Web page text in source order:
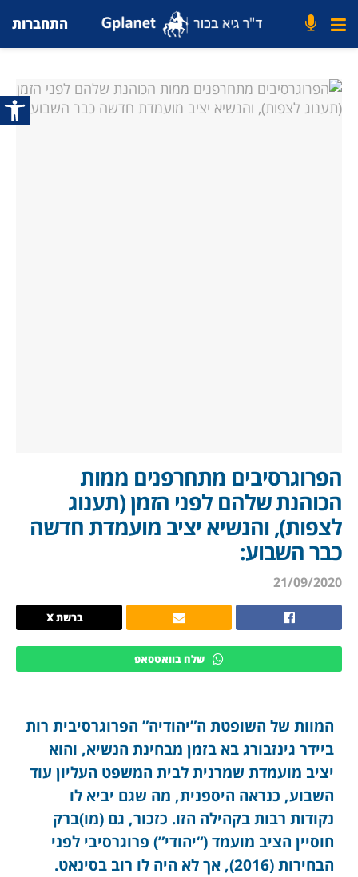
פתח
התחברות
הפרוגרסיבים מתחרפנים ממות
הכוהנת שלהם לפני הזמן (תענוג
לצפות), והנשיא יציב מועמדת חדשה
כבר השבוע:
21/09/2020
ברשת X
שלח בוואטסאפ
המוות של השופטת ה”יהודיה” הפרוגרסיבית רות
ביידר גינזבורג בא בזמן מבחינת הנשיא, והוא
יציב מועמדת שמרנית לבית המשפט העליון עוד
השבוע, כנראה היספנית, מה שגם יביא לו
נקודות רבות בקהילה הזו. כזכור, גם (מו)ברק
חוסיין הציב מועמד (“יהודי”) פרוגרסיבי לפני
הבחירות (2016), אך לא היה לו רוב בסינאט.